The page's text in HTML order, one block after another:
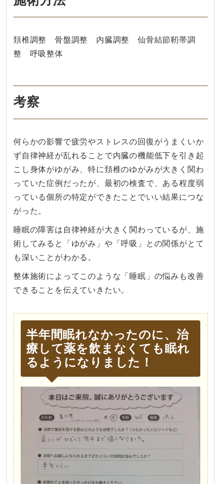
頚椎調整 骨盤調整 内臓調整 仙骨結節靭帯調
整 呼吸整体
考察
何らかの影響で疲労やストレスの回復がうまくいか
ず自律神経が乱れることで内臓の機能低下を引き起
こし身体がゆがみ、特に頚椎のゆがみが大きく関わ
っていた症例だったが、最初の検査で、ある程度弱
っている個所の特定ができたことでいい結果につな
がった。
睡眠の障害は自律神経が大きく関わっているが、施
術してみると「ゆがみ」や「呼吸」との関係がとて
も深いことがわかる。
整体施術によってこのような「睡眠」の悩みも改善
できることを伝えていきたい。
半年間眠れなかったのに、治
療して薬を飲まなくても眠れ
るようになりました！